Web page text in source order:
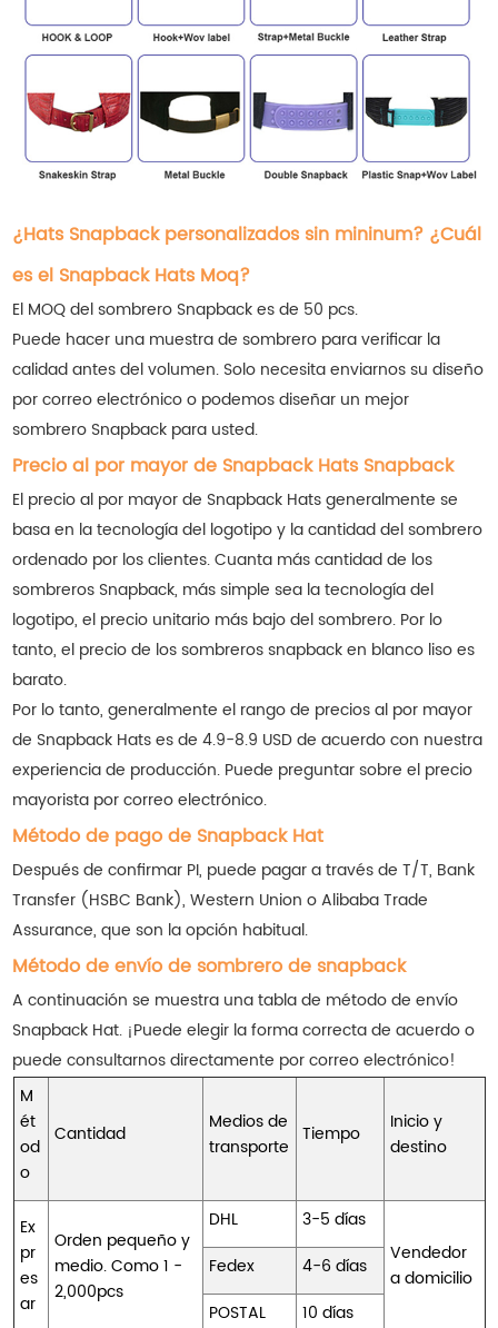
¿Hats Snapback personalizados sin mininum? ¿Cuál
es el Snapback Hats Moq?
El MOQ del sombrero Snapback es de 50 pcs.
Puede hacer una muestra de sombrero para verificar la
calidad antes del volumen. Solo necesita enviarnos su diseño
por correo electrónico o podemos diseñar un mejor
sombrero Snapback para usted.
Precio al por mayor de Snapback Hats Snapback
El precio al por mayor de Snapback Hats generalmente se
basa en la tecnología del logotipo y la cantidad del sombrero
ordenado por los clientes. Cuanta más cantidad de los
sombreros Snapback, más simple sea la tecnología del
logotipo, el precio unitario más bajo del sombrero. Por lo
tanto, el precio de los sombreros snapback en blanco liso es
barato.
Por lo tanto, generalmente el rango de precios al por mayor
de Snapback Hats es de 4.9-8.9 USD de acuerdo con nuestra
experiencia de producción. Puede preguntar sobre el precio
mayorista por correo electrónico.
Método de pago de Snapback Hat
Después de confirmar PI, puede pagar a través de T/T, Bank
Transfer (HSBC Bank), Western Union o Alibaba Trade
Assurance, que son la opción habitual.
Método de envío de sombrero de snapback
A continuación se muestra una tabla de método de envío
Snapback Hat. ¡Puede elegir la forma correcta de acuerdo o
puede consultarnos directamente por correo electrónico!
M
ét
od
o
Cantidad
Medios de
transporte
Tiempo
Inicio y
destino
Ex
pr
es
ar
Orden pequeño y
medio. Como 1 -
2,000pcs
DHL
3-5 días
Vendedor
a domicilio
Fedex
4-6 días
POSTAL
10 días